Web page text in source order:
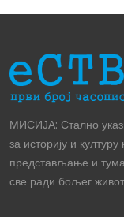
МИСИЈА: Стално
за историју и
представљање и
све ради бољег